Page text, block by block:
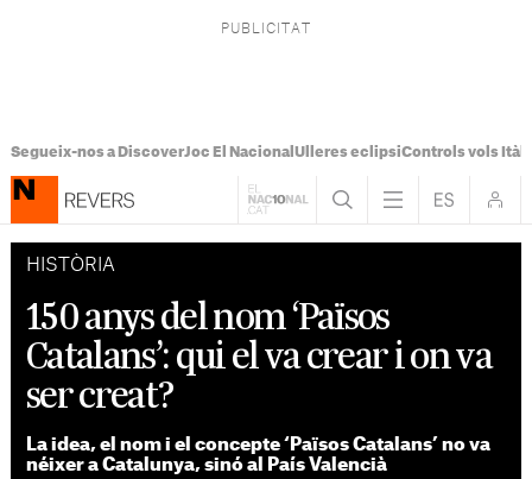
Segueix-nos a DiscoverJoc El Nacional Ulleres eclipsiControls vols
HISTÒRIA
150 anys del nom ‘Països
Catalans’: qui el va crear i on va
ser creat?
La idea, el nom i el concepte ‘Països Catalans’ no va
néixer a Catalunya, sinó al País Valencià